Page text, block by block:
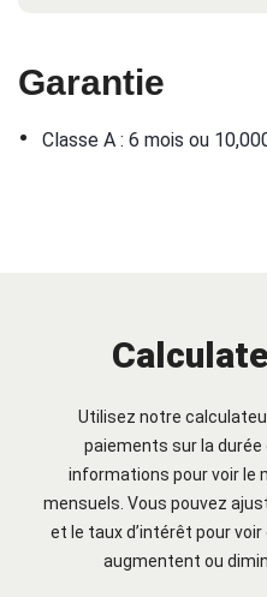
Garantie
• Classe A : 6 mois ou
Utilisez notre
paiements sur la
informations pour voir le
mensuels. Vous pouvez
et le taux d’intérêt pour
augmentent ou